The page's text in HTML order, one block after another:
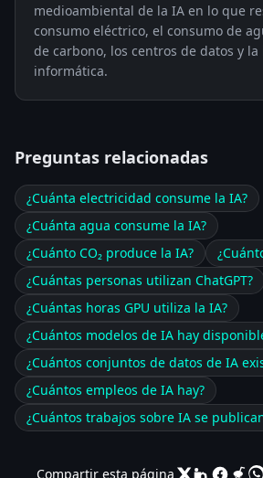
medioambiental de la IA en lo que
consumo eléctrico, el consumo de
de carbono, los centros de datos y
informática.
Preguntas relacionadas
¿Cuánta electricidad consume la IA?
¿Cuánta agua consume la IA?
¿Cuánto CO₂ produce la IA?
¿Cuántas personas utilizan ChatGPT?
¿Cuántas horas GPU utiliza la IA?
¿Cuántos modelos de IA hay
¿Cuántos conjuntos de datos de IA
¿Cuántos empleos de IA hay?
¿Cuántos trabajos sobre IA se
Compartir esta página